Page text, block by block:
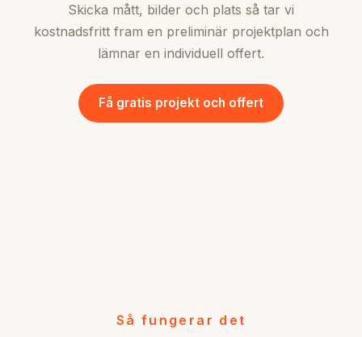
Skicka mått, bilder och plats så tar vi
kostnadsfritt fram en preliminär projektplan och
lämnar en individuell offert.
Få gratis projekt och offert
Så fungerar det